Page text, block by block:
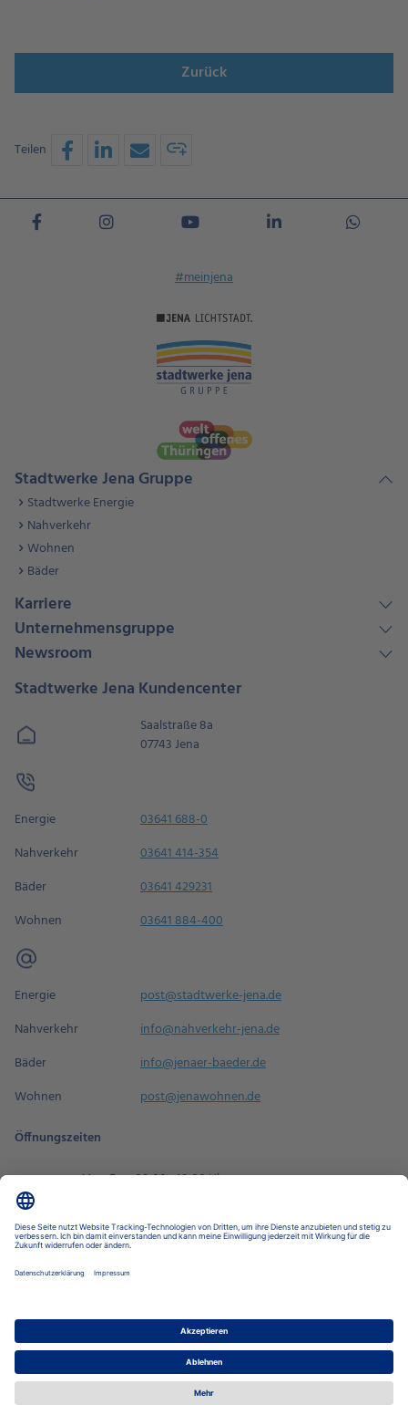
Zurück
Teilen
#meinjena
Stadtwerke Jena Gruppe
Stadtwerke Energie
Nahverkehr
Wohnen
Bäder
Karriere
Unternehmensgruppe
Newsroom
Stadtwerke Jena Kundencenter
Saalstraße 8a
07743 Jena
Energie
03641 688-0
Nahverkehr
03641 414-354
Bäder
03641 429231
Wohnen
03641 884-400
Energie
post@stadtwerke-jena.de
Nahverkehr
info@nahverkehr-jena.de
Bäder
info@jenaer-baeder.de
Wohnen
post@jenawohnen.de
Öffnungszeiten
Mo - Fr
08:00 - 18:00 Uhr
Barrierefreiheit
Stadtwerke Jena Gruppe Stadtwerke Energie Nahverkehr
Wohnen